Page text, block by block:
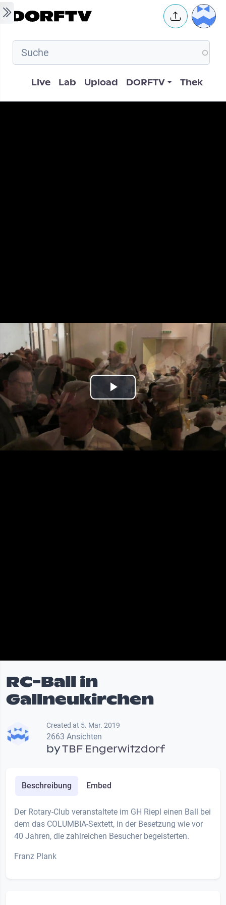
Skip to main content User
Hauptnavigation
Live Lab Upload DORFTV Thek
Play
Video
RC-Ball in
Gallneukirchen
Created at 5. Mar. 2019
2663 Ansichten
byTBF Engerwitzdorf
Beschreibung Embed
Der Rotary-Club veranstaltete im GH Riepl einen Ball bei
dem das COLUMBIA-Sextett, in der Besetzung wie vor
40 Jahren, die zahlreichen Besucher begeisterten.
Franz Plank